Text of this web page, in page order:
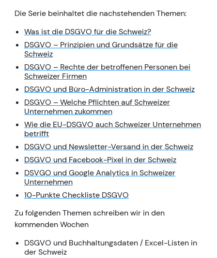
Die Serie beinhaltet die nachstehenden Themen:
Was ist die DSGVO für die Schweiz?
DSGVO – Prinzipien und Grundsätze für die
Schweiz
DSGVO – Rechte der betroffenen Personen bei
Schweizer Firmen
DSGVO und Büro-Administration in der Schweiz
DSGVO – Welche Pflichten auf Schweizer
Unternehmen zukommen
Wie die EU-DSGVO auch Schweizer Unternehmen
betrifft
DSGVO und Newsletter-Versand in der Schweiz
DSGVO und Facebook-Pixel in der Schweiz
DSVGO und Google Analytics in Schweizer
Unternehmen
10-Punkte Checkliste DSGVO
Zu folgenden Themen schreiben wir in den
kommenden Wochen
DSGVO und Buchhaltungsdaten / Excel-Listen in
der Schweiz